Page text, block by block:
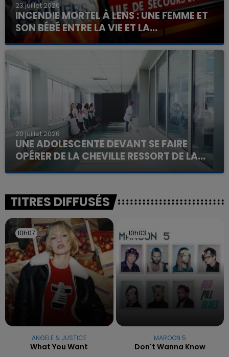
23 juillet 2026
INCENDIE MORTEL À LENS : UNE FEMME ET
SON BÉBÉ ENTRE LA VIE ET LA...
Un homme s'est immolé par le feu après avoir
aspergé sa compagne et leur bébé de trois mois
d'un liquide inflammable.
20 juillet 2026
UNE ADOLESCENTE DEVANT SE FAIRE
OPÉRER DE LA CHEVILLE RESSORT DE LA...
La famille a porté plainte contre la clinique qui a
excuses.
TITRES DIFFUSÉS
10h07
10h07
ANGELE & JUSTICE
What You Want
10h03
10h03
MAROON 5
Don't Wanna Know